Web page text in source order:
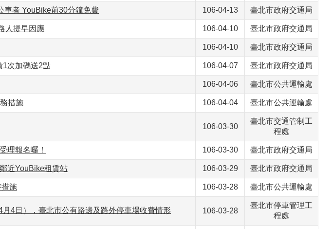
車者 YouBike前30分鐘免費 106-04-13 臺北市政府交通局
人提早因應 106-04-10 臺北市政府交通局
106-04-10 臺北市政府交通局
1次加碼送2點 106-04-07 臺北市政府交通局
106-04-06 臺北市公共運輸處
措施 106-04-04 臺北市公共運輸處
106-03-30
臺北市交通管制工
程處
理報名囉！ 106-03-30 臺北市政府交通局
近YouBike租賃站 106-03-29 臺北市政府交通局
施 106-03-28 臺北市公共運輸處
4日），臺北市公有路邊及路外停車場收費情形 106-03-28
臺北市停車管理工
程處